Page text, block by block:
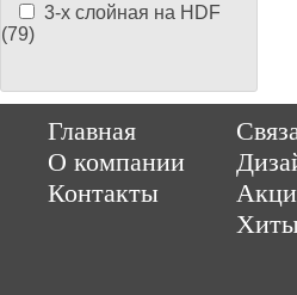
3-х слойная на HDF
(79)
Главная
О компании
Контакты
ItCompany